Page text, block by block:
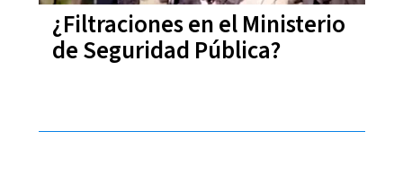
¿Filtraciones en el Ministerio
de Seguridad Pública?